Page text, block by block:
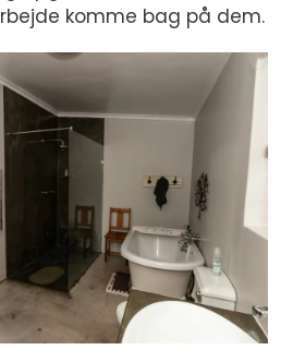
komme bag på dem.